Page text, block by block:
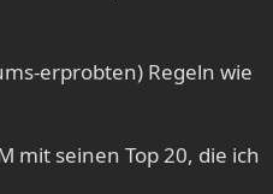
erprobten) Regeln wie
mit seinen Top 20, die ich